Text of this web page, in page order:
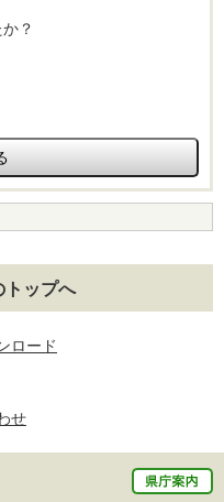
？
トップへ
ロード
せ